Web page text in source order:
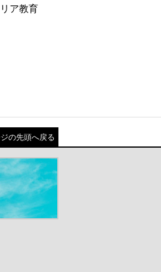
ア教育
の先頭へ戻る